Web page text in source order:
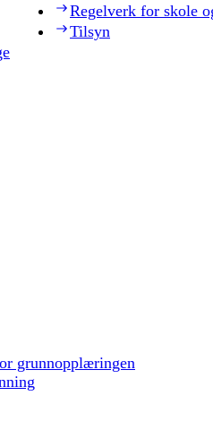
Regelverk for skole
Tilsyn
grunnopplæringen